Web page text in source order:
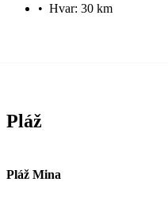
• Hvar: 30 km
Pláž
Pláž Mina